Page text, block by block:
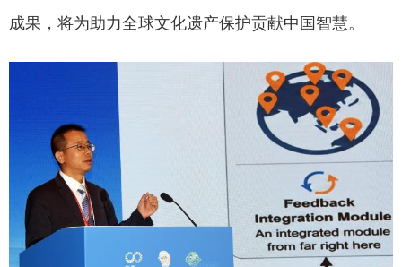
成果，将为助力全球文化遗产保护贡献中国智慧。